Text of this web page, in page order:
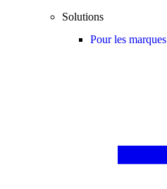
Solutions
Pour les marques